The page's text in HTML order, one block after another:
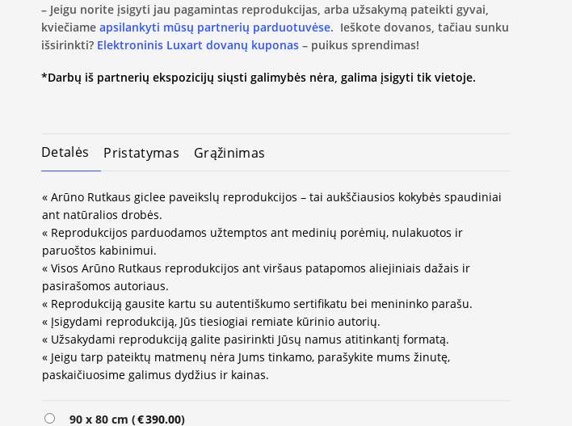
– Jeigu norite įsigyti jau pagamintas reprodukcijas, arba užsakymą pateikti gyvai,
kviečiame apsilankyti mūsų partnerių parduotuvėse. Ieškote dovanos, tačiau sunku
išsirinkti? Elektroninis Luxart dovanų kuponas – puikus sprendimas!
*Darbų iš partnerių ekspozicijų siųsti galimybės nėra, galima įsigyti tik vietoje.
Detalės Pristatymas Grąžinimas
« Arūno Rutkaus giclee paveikslų reprodukcijos – tai aukščiausios kokybės spaudiniai
ant natūralios drobės.
« Reprodukcijos parduodamos užtemptos ant medinių porėmių, nulakuotos ir
paruoštos kabinimui.
« Visos Arūno Rutkaus reprodukcijos ant viršaus patapomos aliejiniais dažais ir
pasirašomos autoriaus.
« Reprodukciją gausite kartu su autentiškumo sertifikatu bei menininko parašu.
« Įsigydami reprodukciją, Jūs tiesiogiai remiate kūrinio autorių.
« Užsakydami reprodukciją galite pasirinkti Jūsų namus atitinkantį formatą.
« Jeigu tarp pateiktų matmenų nėra Jums tinkamo, parašykite mums žinutę,
paskaičiuosime galimus dydžius ir kainas.
90 x 80 cm (€390.00)
Alternative: